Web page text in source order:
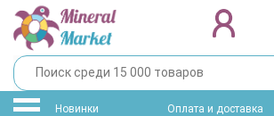
Новинки Оплата и доставка